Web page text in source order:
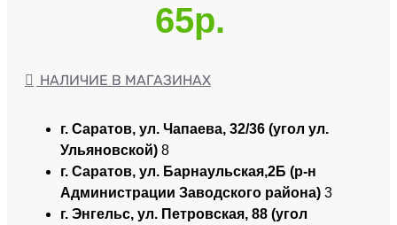
65р.
НАЛИЧИЕ В МАГАЗИНАХ
г. Саратов, ул. Чапаева, 32/36 (угол ул.
Ульяновской) 8
г. Саратов, ул. Барнаульская,2Б (р-н
Администрации Заводского района) 3
г. Энгельс, ул. Петровская, 88 (угол